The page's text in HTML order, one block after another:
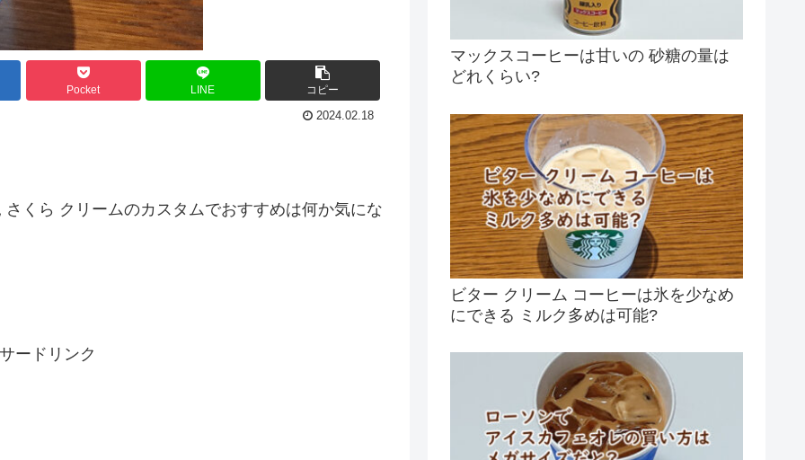
Pocket LINE コピー
2024.02.18
くら クリームのカスタムでおすすめは何か気にな
ードリンク
マックスコーヒーは甘いの 砂糖の量は
どれくらい?
ビター クリーム コーヒーは氷を少なめ
にできる ミルク多めは可能?